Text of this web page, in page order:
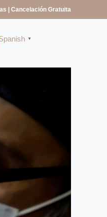
| Cancelación Gratuita
▼